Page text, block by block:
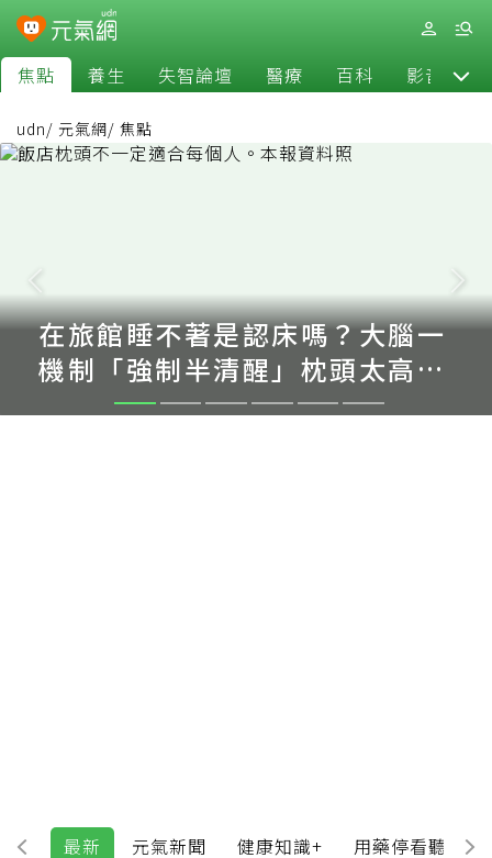
焦點 養生 失智論壇 醫療 百科 影音
udn/ 元氣網/ 焦點
在旅館睡不著是認床嗎？大腦一
機制「強制半清醒」枕頭太高怎
最新 元氣新聞 健康知識+ 用藥停看聽